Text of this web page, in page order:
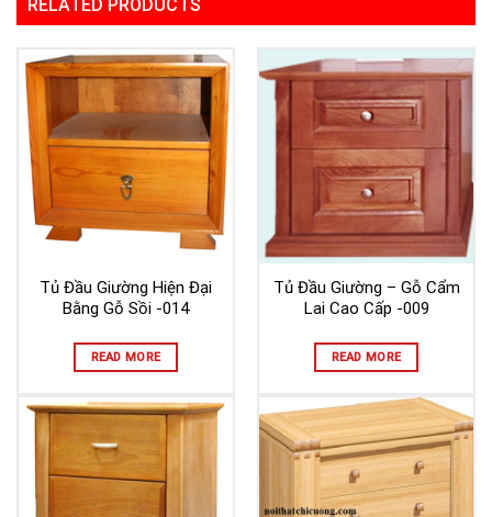
RELATED PRODUCTS
Tủ Đầu Giường Hiện Đại
Bằng Gỗ Sồi -014
READ MORE
Tủ Đầu Giường – Gỗ Cẩm
Lai Cao Cấp -009
READ MORE